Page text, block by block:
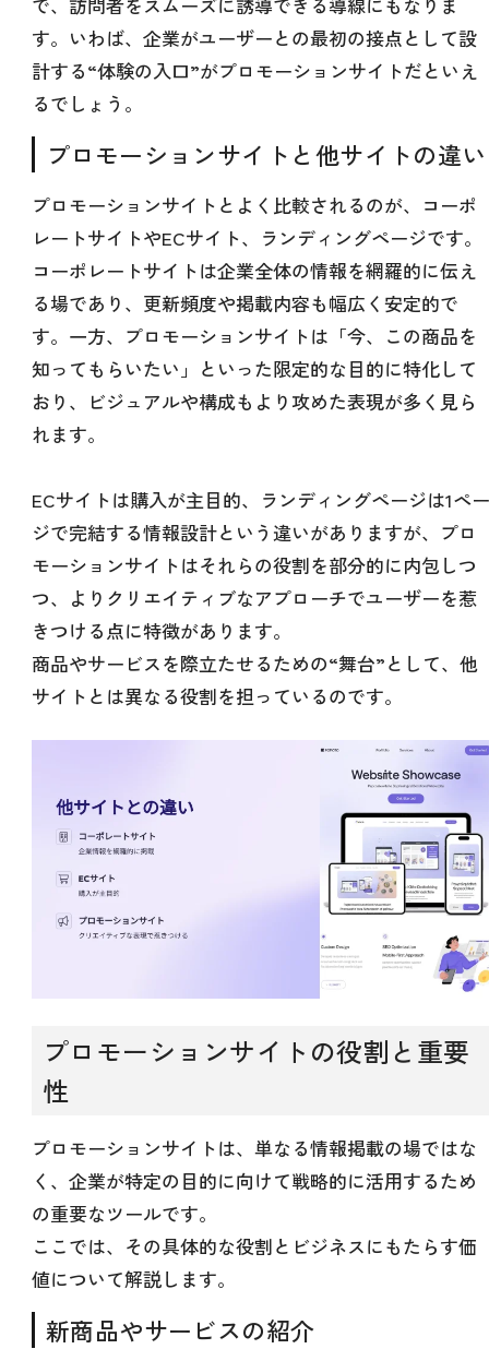
す。いわば、企業がユーザーとの最初の接点として設
計する“体験の入口”がプロモーションサイトだといえ
るでしょう。
プロモーションサイトと他サイトの違い
プロモーションサイトとよく比較されるのが、コーポ
レートサイトやECサイト、ランディングページです。
コーポレートサイトは企業全体の情報を網羅的に伝え
る場であり、更新頻度や掲載内容も幅広く安定的で
す。一方、プロモーションサイトは「今、この商品を
知ってもらいたい」といった限定的な目的に特化して
おり、ビジュアルや構成もより攻めた表現が多く見ら
れます。
ECサイトは購入が主目的、ランディングページは1ペー
ジで完結する情報設計という違いがありますが、プロ
モーションサイトはそれらの役割を部分的に内包しつ
つ、よりクリエイティブなアプローチでユーザーを惹
きつける点に特徴があります。
商品やサービスを際立たせるための“舞台”として、他
サイトとは異なる役割を担っているのです。
プロモーションサイトの役割と重要
性
プロモーションサイトは、単なる情報掲載の場ではな
く、企業が特定の目的に向けて戦略的に活用するため
の重要なツールです。
ここでは、その具体的な役割とビジネスにもたらす価
値について解説します。
新商品やサービスの紹介